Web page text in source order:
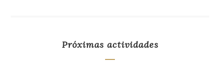
Próximas actividades